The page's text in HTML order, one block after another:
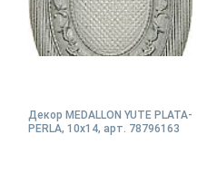
Декор MEDALLON YUTE PLATA-
PERLA, 10x14, арт. 78796163